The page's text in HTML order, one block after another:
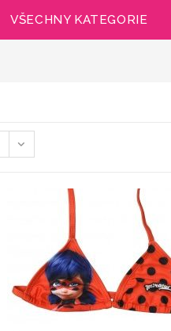
VŠECHNY KATEGORIE